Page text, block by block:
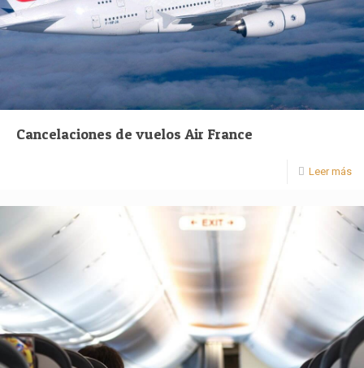
Cancelaciones de vuelos Air France
Leer más